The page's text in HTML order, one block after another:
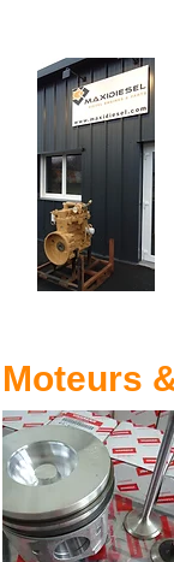
Moteurs